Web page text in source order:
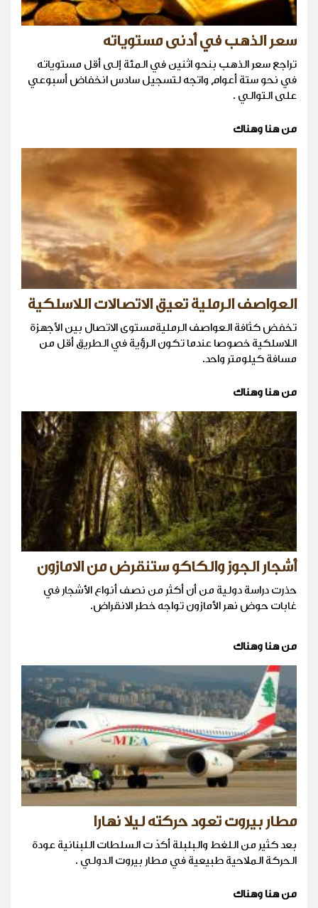
سعر الذهب في أدنى مستوياته
تراجع سعر الذهب بنحو اثنين في المئة إلى أقل مستوياته
في نحو ستة أعوام واتجه لتسجيل سادس انخفاض أسبوعي
على التوالي .
من هنا وهناك
العواصف الرملية تعيق الاتصالات اللاسلكية
تخفض كثافة العواصف الرمليةمستوى الاتصال بين الأجهزة
اللاسلكية خصوصا عندما تكون الرؤية في الطريق أقل من
مسافة كيلومتر واحد.
من هنا وهناك
أشجار الجوز والكاكو ستنقرض من الامازون
حذرت دراسة دولية من أن أكثر من نصف أنواع الأشجار في
غابات حوض نهر الأمازون تواجه خطر الانقراض.
من هنا وهناك
مطار بيروت تعود حركته ليلا نهارا
بعد كثير من اللغط والبلبلة أكدّ ت السلطات اللبنانية عودة
الحركة الملاحية طبيعية في مطار بيروت الدولي .
من هنا وهناك